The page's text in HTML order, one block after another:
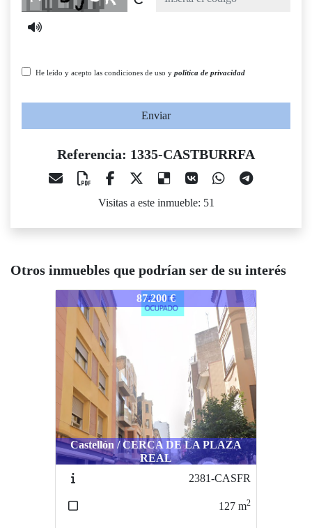
He leído y acepto las condiciones de uso y política de privacidad
Enviar
Referencia: 1335-CASTBURRFA
Visitas a este inmueble: 51
Otros inmuebles que podrían ser de su interés
1335-CASTBURRFA
87.200 €
Castellón / CERCA DE LA PLAZA
REAL
2381-CASFR
127 m2